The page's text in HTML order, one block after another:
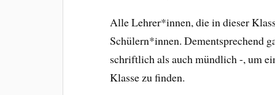
Alle Lehrer*innen, die in dieser
Schülern*innen. Dementsprechend
schriftlich als auch mündlich -, um
Klasse zu finden.